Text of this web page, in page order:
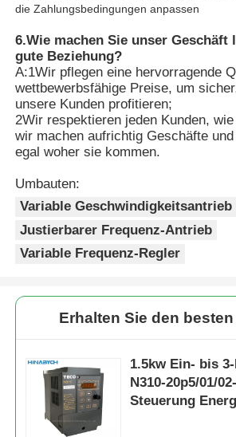
die Zahlungsbedingungen anpassen
6.Wie machen Sie unser
gute Beziehung?
A:1Wir pflegen eine hervorragende
wettbewerbsfähige Preise, um
unsere Kunden profitieren;
2Wir respektieren jeden Kunden,
wir machen aufrichtig Geschäfte
egal woher sie kommen.
Umbauten:
Variable Geschwindigkeitsantrieb
Justierbarer Frequenz-Antrieb
Variable Frequenz-Regler
Erhalten Sie den
1.5kw Ein- bis
N310-20p5/01/
Steuerung